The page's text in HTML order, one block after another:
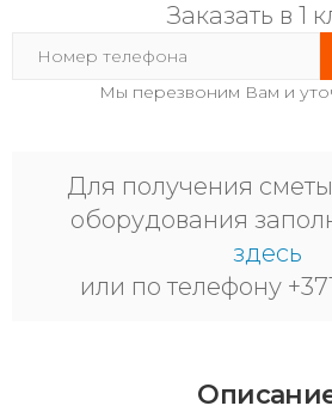
Заказать в 1
Мы перезвоним Вам и
Для получения
оборудования
здесь
или по телефону